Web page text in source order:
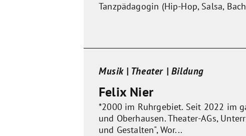
Tanzpädagogin (Hip-Hop, Salsa,
Musik | Theater | Bildung
Felix Nier
*2000 im Ruhrgebiet. Seit 2022 im
und Oberhausen. Theater-AGs,
und Gestalten", Wor...